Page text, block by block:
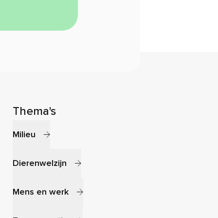
Thema's
Milieu
Dierenwelzijn
Mens en werk